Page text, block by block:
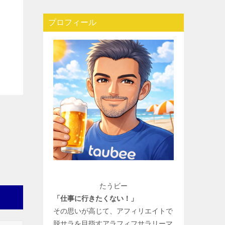
プロフィール
たうビー
「仕事に行きたくない！」
その思いが高じて、アフィリエイトで